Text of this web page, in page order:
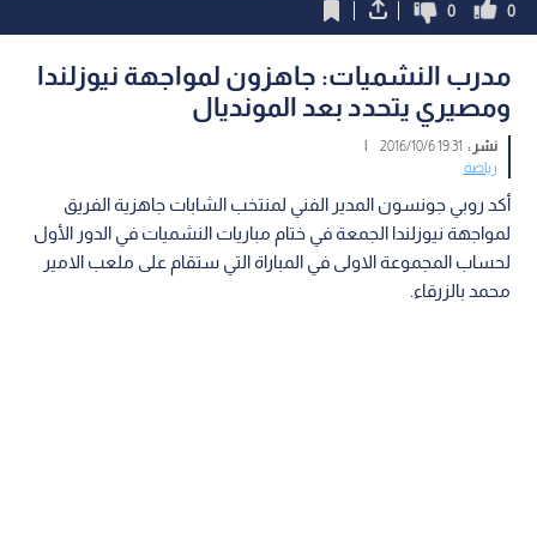
0
0
مدرب النشميات: جاهزون لمواجهة نيوزلندا
ومصيري يتحدد بعد المونديال
نشر : 19:31 2016/10/6
|
رياضة
أكد روبي جونسون المدير الفني لمنتخب الشابات جاهزية الفريق
لمواجهة نيوزلندا الجمعة في ختام مباريات النشميات في الدور الأول
لحساب المجموعة الاولى في المباراة التي ستقام على ملعب الامير
محمد بالزرقاء.